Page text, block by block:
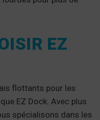
EZ
flottants pour les
EZ Dock. Avec plus
spécialisons dans les